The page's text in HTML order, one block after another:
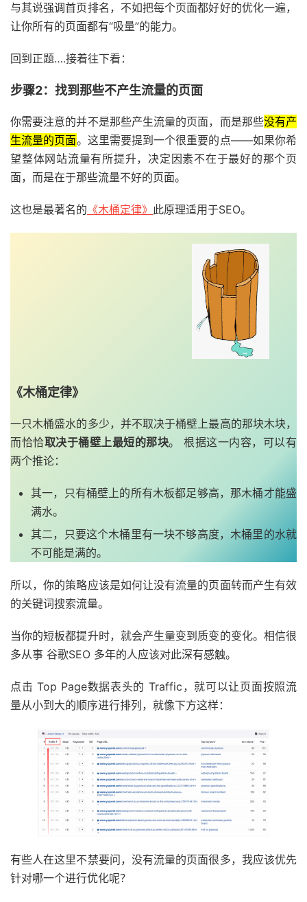
与其说强调首页排名，不如把每个页面都好好的优化一遍，
让你所有的页面都有“吸量”的能力。
回到正题….接着往下看：
步骤2：找到那些不产生流量的页面
你需要注意的并不是那些产生流量的页面，而是那些没有产
生流量的页面。这里需要提到一个很重要的点——如果你希
望整体网站流量有所提升，决定因素不在于最好的那个页
面，而是在于那些流量不好的页面。
这也是最著名的 《木桶定律》 此原理适用于SEO。
《木桶定律》
一只木桶盛水的多少，并不取决于桶壁上最高的那块木块，
而恰恰取决于桶壁上最短的那块。 根据这一内容，可以有
两个推论：
其一，只有桶壁上的所有木板都足够高，那木桶才能盛
满水。
其二，只要这个木桶里有一块不够高度，木桶里的水就
不可能是满的。
所以，你的策略应该是如何让没有流量的页面转而产生有效
的关键词搜索流量。
当你的短板都提升时，就会产生量变到质变的变化。相信很
多从事 谷歌SEO 多年的人应该对此深有感触。
点击 Top Page数据表头的 Traffic，就可以让页面按照流
量从小到大的顺序进行排列，就像下方这样：
有些人在这里不禁要问，没有流量的页面很多，我应该优先
针对哪一个进行优化呢？